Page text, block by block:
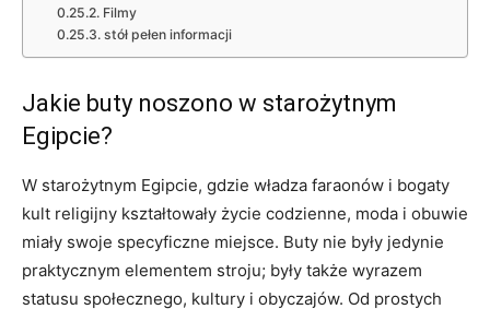
Filmy
stół pełen informacji
Jakie buty noszono w starożytnym⁣
Egipcie?
W starożytnym⁣ Egipcie, ‍gdzie⁤ władza faraonów i bogaty
kult religijny kształtowały życie codzienne, moda i obuwie
miały swoje‍ specyficzne miejsce. Buty nie były jedynie
praktycznym elementem​ stroju; były także wyrazem⁢
statusu społecznego, kultury ‍i obyczajów.‍ Od prostych